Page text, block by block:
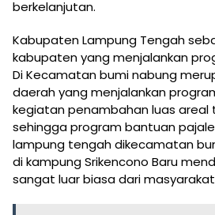
berkelanjutan.
Kabupaten Lampung Tengah
kabupaten yang menjalankan
Di Kecamatan bumi nabung
daerah yang menjalankan program
kegiatan penambahan luas areal
sehingga program bantuan
lampung tengah dikecamatan
di kampung Srikencono Baru
sangat luar biasa dari